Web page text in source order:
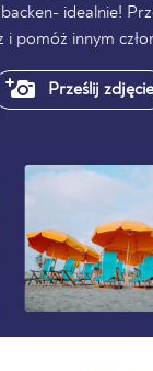
idealnie!
i pomóż innym
Prześlij zdjęcie